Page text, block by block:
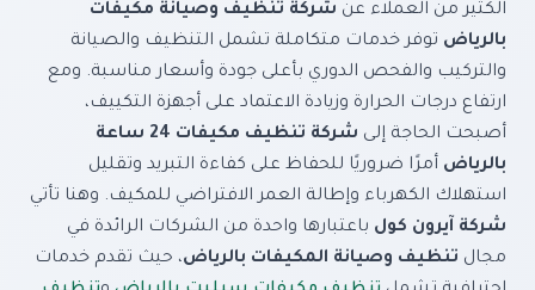
الكثير من العملاء عن شركة تنظيف وصيانة مكيفات
بالرياض توفر خدمات متكاملة تشمل التنظيف والصيانة
والتركيب والفحص الدوري بأعلى جودة وأسعار مناسبة. ومع
ارتفاع درجات الحرارة وزيادة الاعتماد على أجهزة التكييف،
أصبحت الحاجة إلى
شركة تنظيف مكيفات 24 ساعة
بالرياض أمرًا ضروريًا للحفاظ على كفاءة التبريد وتقليل
استهلاك الكهرباء وإطالة العمر الافتراضي للمكيف. وهنا تأتي
شركة آيرون كول باعتبارها واحدة من الشركات الرائدة في
مجال تنظيف وصيانة المكيفات بالرياض، حيث تقدم خدمات